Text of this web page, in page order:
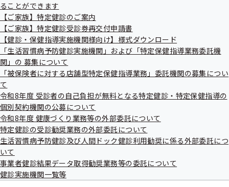
先
一
覧
サ
メ
の
内
サ
ー
ることができます
【ご家族】特定健診のご案内
【ご家族】特定健診受診券再交付申請書
【健診・保健指導実施機関様向け】様式ダウンロード
「生活習慣病予防健診実施機関」および「特定保健指導業務委託機
関」の 募集について
「被保険者に対する店舗型特定保健指導業務」委託機関の募集につい
て
令和8年度 受診者の自己負担が無料となる特定健診・特定保健指導の
個別契約機関の公募について
令和8年度 健康づくり業務等の外部委託について
特定健診の受診勧奨業務の外部委託について
生活習慣病予防健診及び人間ドック健診利用勧奨に係る外部委託につ
いて
事業者健診結果データ取得勧奨業務等の委託について
健診実施機関一覧等
目次
協会けんぽの生活習慣病予防健診
協会けんぽの人間ドック健診
協会けんぽの生活習慣病予防健診
協会けんぽにご加入の35歳から74歳までの被保険者
人）様向けの健康診断です。